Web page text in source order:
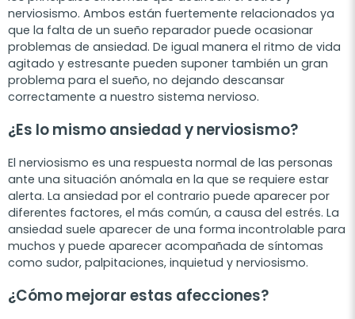
nerviosismo. Ambos están fuertemente relacionados ya
que la falta de un sueño reparador puede ocasionar
problemas de ansiedad. De igual manera el ritmo de vida
agitado y estresante pueden suponer también un gran
problema para el sueño, no dejando descansar
correctamente a nuestro sistema nervioso.
¿Es lo mismo ansiedad y nerviosismo?
El nerviosismo es una respuesta normal de las personas
ante una situación anómala en la que se requiere estar
alerta. La ansiedad por el contrario puede aparecer por
diferentes factores, el más común, a causa del estrés. La
ansiedad suele aparecer de una forma incontrolable para
muchos y puede aparecer acompañada de síntomas
como sudor, palpitaciones, inquietud y nerviosismo.
¿Cómo mejorar estas afecciones?